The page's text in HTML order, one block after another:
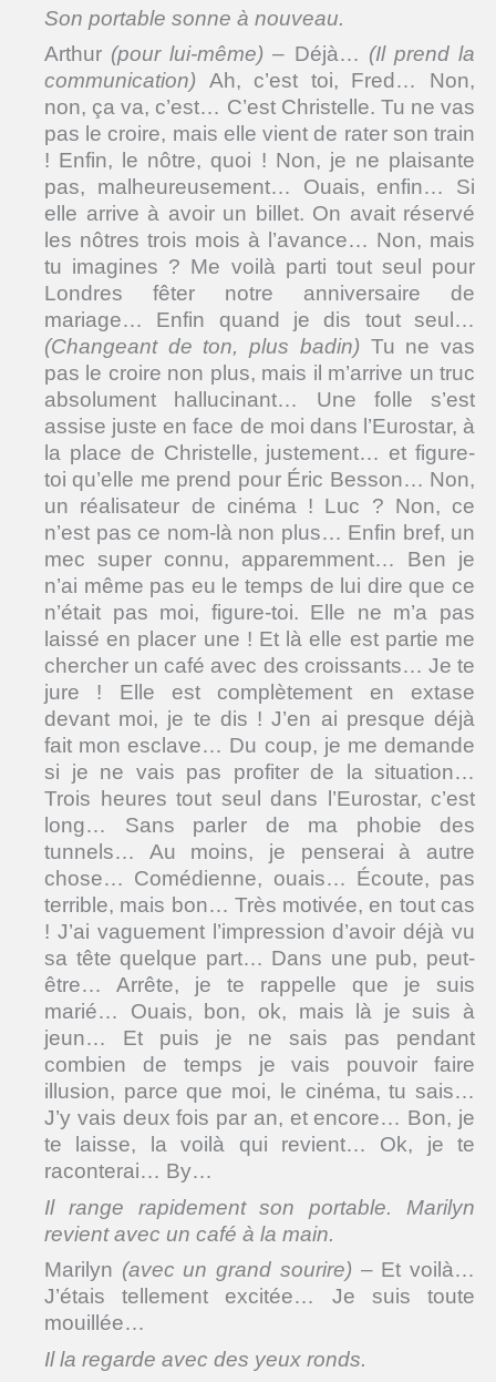
Son portable sonne à nouveau.
Arthur (pour lui-même)– Déjà… (Il prend la
communication) Ah, c’est toi, Fred… Non,
non, ça va, c’est… C’est Christelle. Tu ne vas
pas le croire, mais elle vient de rater son train
! Enfin, le nôtre, quoi ! Non, je ne plaisante
pas, malheureusement… Ouais, enfin… Si
elle arrive à avoir un billet. On avait réservé
les nôtres trois mois à l’avance… Non, mais
tu imagines ? Me voilà parti tout seul pour
Londres fêter notre anniversaire de
mariage… Enfin quand je dis tout seul…
(Changeant de ton, plus badin) Tu ne vas
pas le croire non plus, mais il m’arrive un truc
absolument hallucinant… Une folle s’est
assise juste en face de moi dans l’Eurostar, à
la place de Christelle, justement… et figure-
toi qu’elle me prend pour Éric Besson… Non,
un réalisateur de cinéma ! Luc ? Non, ce
n’est pas ce nom-là non plus… Enfin bref, un
mec super connu, apparemment… Ben je
n’ai même pas eu le temps de lui dire que ce
n’était pas moi, figure-toi. Elle ne m’a pas
laissé en placer une ! Et là elle est partie me
chercher un café avec des croissants… Je te
jure ! Elle est complètement en extase
devant moi, je te dis ! J’en ai presque déjà
fait mon esclave… Du coup, je me demande
si je ne vais pas profiter de la situation…
Trois heures tout seul dans l’Eurostar, c’est
long… Sans parler de ma phobie des
tunnels… Au moins, je penserai à autre
chose… Comédienne, ouais… Écoute, pas
terrible, mais bon… Très motivée, en tout cas
! J’ai vaguement l’impression d’avoir déjà vu
sa tête quelque part… Dans une pub, peut-
être… Arrête, je te rappelle que je suis
marié… Ouais, bon, ok, mais là je suis à
jeun… Et puis je ne sais pas pendant
combien de temps je vais pouvoir faire
illusion, parce que moi, le cinéma, tu sais…
J’y vais deux fois par an, et encore… Bon, je
te laisse, la voilà qui revient… Ok, je te
raconterai… By…
Il range rapidement son portable. Marilyn
revient avec un café à la main.
Marilyn (avec un grand sourire) – Et voilà…
J’étais tellement excitée… Je suis toute
mouillée…
Il la regarde avec des yeux ronds.